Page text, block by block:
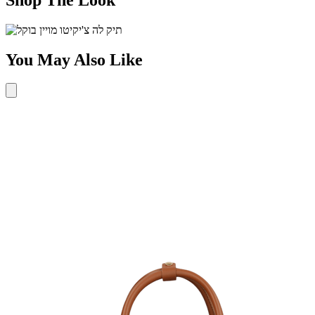
You May Also Like